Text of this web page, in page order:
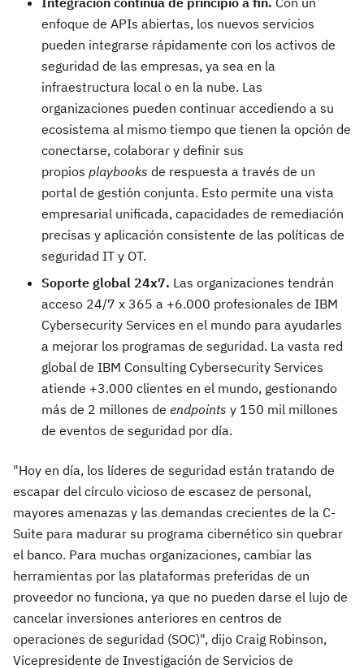
enfoque de APIs abiertas, los nuevos servicios
pueden integrarse rápidamente con los activos de
seguridad de las empresas, ya sea en la
infraestructura local o en la nube. Las
organizaciones pueden continuar accediendo a su
ecosistema al mismo tiempo que tienen la opción de
conectarse, colaborar y definir sus
propios playbooks de respuesta a través de un
portal de gestión conjunta. Esto permite una vista
empresarial unificada, capacidades de remediación
precisas y aplicación consistente de las políticas de
seguridad IT y OT.
Soporte global 24x7. Las organizaciones tendrán
acceso 24/7 x 365 a +6.000 profesionales de IBM
Cybersecurity Services en el mundo para ayudarles
a mejorar los programas de seguridad. La vasta red
global de IBM Consulting Cybersecurity Services
atiende +3.000 clientes en el mundo, gestionando
más de 2 millones de endpoints y 150 mil millones
de eventos de seguridad por día.
"Hoy en día, los líderes de seguridad están tratando de
escapar del círculo vicioso de escasez de personal,
mayores amenazas y las demandas crecientes de la C-
Suite para madurar su programa cibernético sin quebrar
el banco. Para muchas organizaciones, cambiar las
herramientas por las plataformas preferidas de un
proveedor no funciona, ya que no pueden darse el lujo de
cancelar inversiones anteriores en centros de
operaciones de seguridad (SOC)", dijo Craig Robinson,
Vicepresidente de Investigación de Servicios de